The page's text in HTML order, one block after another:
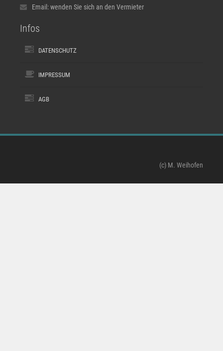
Email:wenden Sie sich an den Vermieter
Infos
DATENSCHUTZ
IMPRESSUM
AGB
(c) M. Weihofen